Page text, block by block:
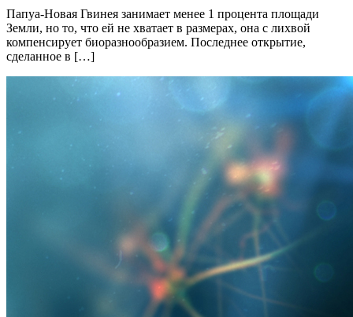
Папуа-Новая Гвинея занимает менее 1 процента площади
Земли, но то, что ей не хватает в размерах, она с лихвой
компенсирует биоразнообразием. Последнее открытие,
сделанное в […]